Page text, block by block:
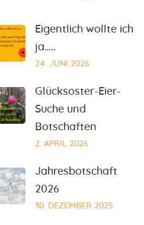
Eigentlich wollte ich
ja…..
24. JUNI 2026
Glücksoster-Eier-
Suche und
Botschaften
2. APRIL 2026
Jahresbotschaft
2026
30. DEZEMBER 2025